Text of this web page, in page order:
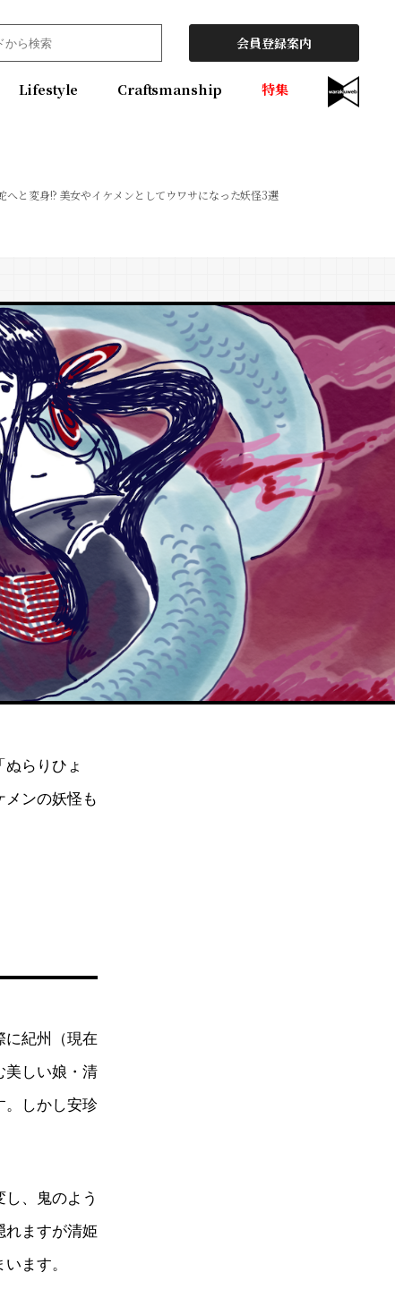
会員登録案内
Lifestyle Craftsmanship 特集
へと変身!? 美女やイケメンとしてウワサになった妖怪3選
らりひょ
メンの妖怪も
に紀州（現在
美しい娘・清
。しかし安珍
、鬼のよう
ますが清姫
ます。